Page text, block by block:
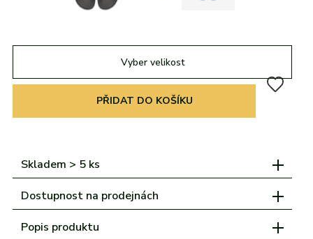
Nike Puma Northfinder
Všechny značky
Vyber velikost
PŘIDAT DO KOŠÍKU
Skladem > 5 ks
Dostupnost na prodejnách
Popis produktu